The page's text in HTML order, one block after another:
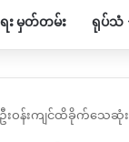
မှတ်တမ်း ရုပ်သံ
ဝန်းကျင်ထိခိုက်သေဆုံး